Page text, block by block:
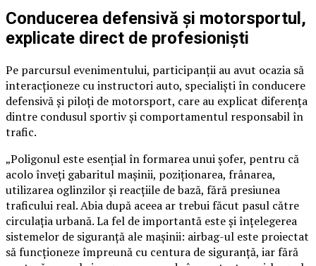
Conducerea defensivă și motorsportul,
explicate direct de profesioniști
Pe parcursul evenimentului, participanții au avut ocazia să
interacționeze cu instructori auto, specialiști în conducere
defensivă și piloți de motorsport, care au explicat diferența
dintre condusul sportiv și comportamentul responsabil în
trafic.
„Poligonul este esențial în formarea unui șofer, pentru că
acolo înveți gabaritul mașinii, poziționarea, frânarea,
utilizarea oglinzilor și reacțiile de bază, fără presiunea
traficului real. Abia după aceea ar trebui făcut pasul către
circulația urbană. La fel de importantă este și înțelegerea
sistemelor de siguranță ale mașinii: airbag-ul este proiectat
să funcționeze împreună cu centura de siguranță, iar fără